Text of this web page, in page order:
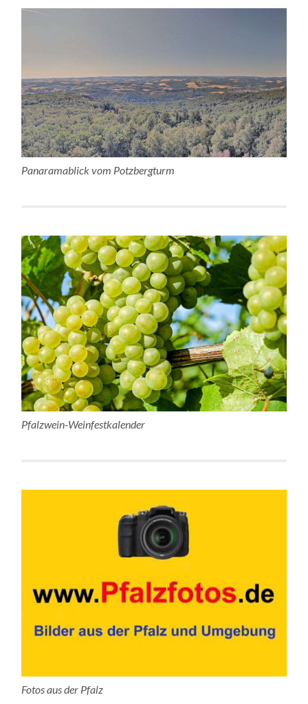
Panaramablick vom Potzbergturm
Pfalzwein-Weinfestkalender
Fotos aus der Pfalz